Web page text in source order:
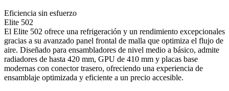
Eficiencia sin esfuerzo
Elite 502
El Elite 502 ofrece una refrigeración y un rendimiento excepcionales
gracias a su avanzado panel frontal de malla que optimiza el flujo de
aire. Diseñado para ensambladores de nivel medio a básico, admite
radiadores de hasta 420 mm, GPU de 410 mm y placas base
modernas con conector trasero, ofreciendo una experiencia de
ensamblaje optimizada y eficiente a un precio accesible.